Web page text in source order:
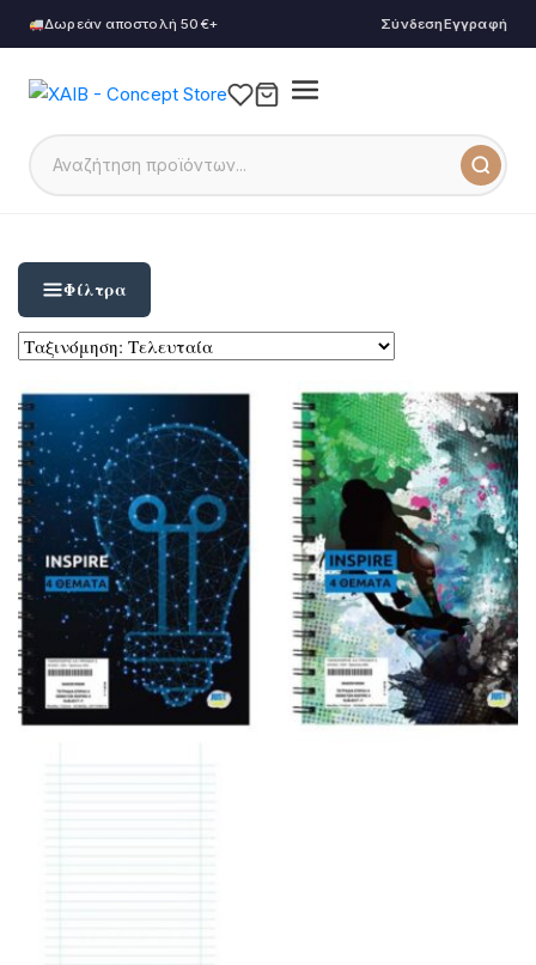
Δωρεάν αποστολή 50€+ ΣύνδεσηΕγγραφή
Φίλτρα